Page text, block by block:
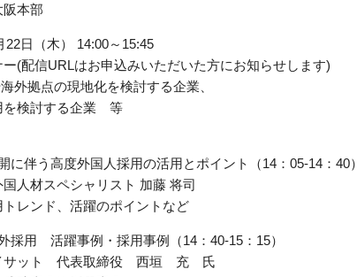
本部
日（木） 14:00～15:45
(配信URLはお申込みいただいた方にお知らせします)
拠点の現地化を検討する企業、
を検討する企業 等
に伴う高度外国人採用の活用とポイント（14：05-14：40）
人材スペシャリスト 加藤 将司
レンド、活躍のポイントなど
採用 活躍事例・採用事例（14：40-15：15）
サット 代表取締役 西垣 充 氏